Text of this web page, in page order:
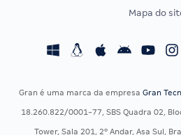
Concursos Fiscais
Concursos Saúde
Mapa do
Gran é uma marca da empresa Gran
18.260.822/0001-77, SBS Quadra 02,
Tower, Sala 201, 2º Andar, Asa Sul,